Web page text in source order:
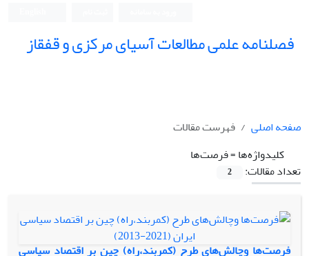
فصلنامه علمی مطالعات آسیای مرکزی و قفقاز
صفحه اصلی
فهرست مقالات
کلیدواژه‌ها =فرصت‌ها
تعداد مقالات:
2
فرصت‌ها وچالش‌های طرح (کمربند،راه) چین بر اقتصاد سیاسی